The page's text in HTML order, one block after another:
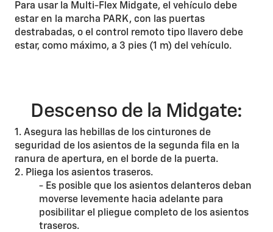
Para usar la Multi-Flex Midgate, el vehículo debe
estar en la marcha PARK, con las puertas
destrabadas, o el control remoto tipo llavero debe
estar, como máximo, a 3 pies (1 m) del vehículo.
Descenso de la Midgate:
1. Asegura las hebillas de los cinturones de
seguridad de los asientos de la segunda fila en la
ranura de apertura, en el borde de la puerta.
2. Pliega los asientos traseros.
- Es posible que los asientos delanteros deban
moverse levemente hacia adelante para
posibilitar el pliegue completo de los asientos
traseros.